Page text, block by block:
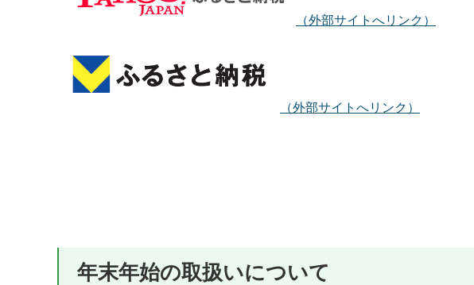
（外部サイトへリンク）
（外部サイトへリンク）
年末年始の取扱いについて